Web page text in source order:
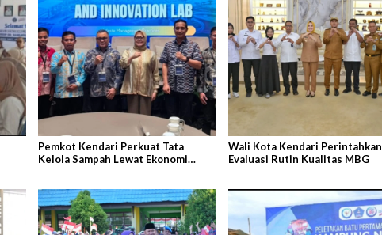
Pemkot Kendari Perkuat Tata
Kelola Sampah Lewat Ekonomi
Wali Kota Kendari Perintahkan
Evaluasi Rutin Kualitas MBG